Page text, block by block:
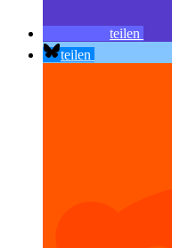
teilen
teilen